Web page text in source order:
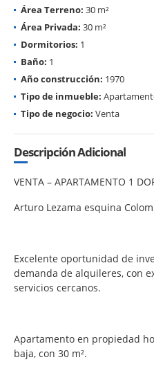
Área Terreno: 30 m²
Área Privada: 30 m²
Dormitorios: 1
Baño: 1
Año construcción: 1970
Tipo de inmueble:
Tipo de negocio: Venta
Descripción Adicional
VENTA – APARTAMENTO 1
Arturo Lezama esquina
Excelente oportunidad de
demanda de alquileres, con
servicios cercanos.
Apartamento en propiedad
baja, con 30 m².